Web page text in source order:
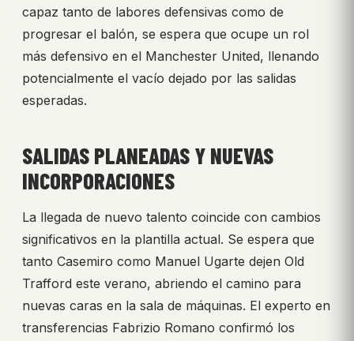
capaz tanto de labores defensivas como de
progresar el balón, se espera que ocupe un rol
más defensivo en el Manchester United, llenando
potencialmente el vacío dejado por las salidas
esperadas.
SALIDAS PLANEADAS Y NUEVAS
INCORPORACIONES
La llegada de nuevo talento coincide con cambios
significativos en la plantilla actual. Se espera que
tanto Casemiro como Manuel Ugarte dejen Old
Trafford este verano, abriendo el camino para
nuevas caras en la sala de máquinas. El experto en
transferencias Fabrizio Romano confirmó los